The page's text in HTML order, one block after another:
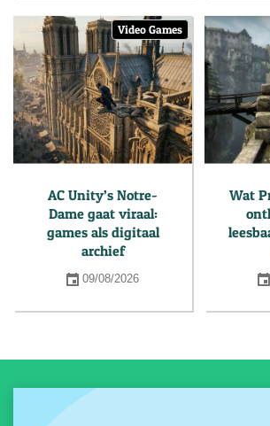
Video Games
AC Unity’s Notre-
Dame gaat viraal:
games als digitaal
archief
09/08/2026
Wat